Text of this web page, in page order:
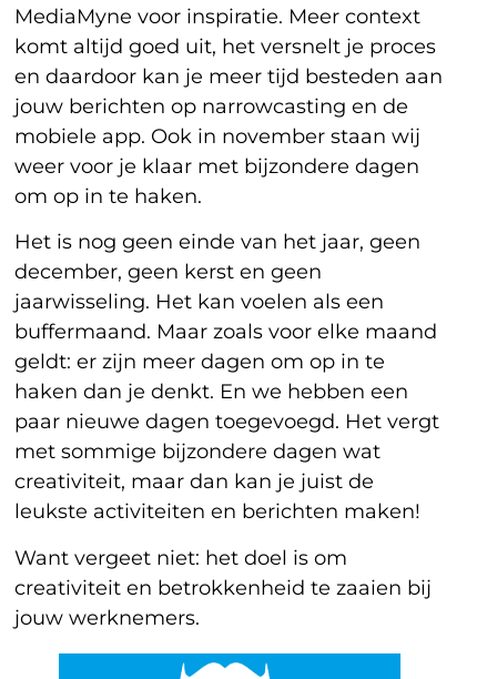
MediaMyne voor inspiratie. Meer context
komt altijd goed uit, het versnelt je proces
en daardoor kan je meer tijd besteden aan
jouw berichten op narrowcasting en de
mobiele app. Ook in november staan wij
weer voor je klaar met bijzondere dagen
om op in te haken.
Het is nog geen einde van het jaar, geen
december, geen kerst en geen
jaarwisseling. Het kan voelen als een
buffermaand. Maar zoals voor elke maand
geldt: er zijn meer dagen om op in te
haken dan je denkt. En we hebben een
paar nieuwe dagen toegevoegd. Het vergt
met sommige bijzondere dagen wat
creativiteit, maar dan kan je juist de
leukste activiteiten en berichten maken!
Want vergeet niet: het doel is om
creativiteit en betrokkenheid te zaaien bij
jouw werknemers.